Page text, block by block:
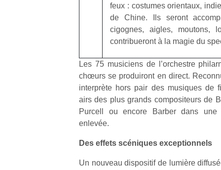
feux : costumes orientaux,
de Chine. Ils seront
cigognes, aigles, moutons,
contribueront à la magie du
Les 75 musiciens de l’orchestre
chœurs se produiront en direct.
interprète hors pair des musiques de
airs des plus grands compositeurs de
Purcell ou encore Barber dans une
enlevée.
Des effets scéniques exceptionnels
Un nouveau dispositif de lumière